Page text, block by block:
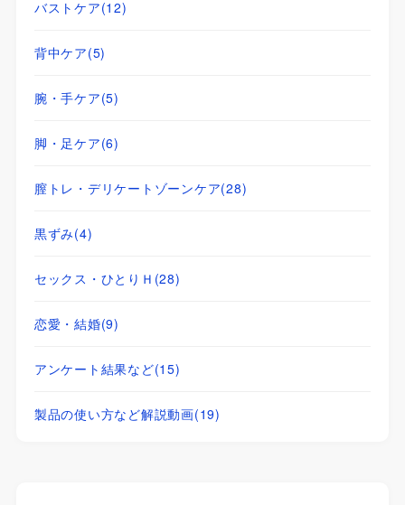
バストケア(12)
背中ケア(5)
腕・手ケア(5)
脚・足ケア(6)
膣トレ・デリケートゾーンケア(28)
黒ずみ(4)
セックス・ひとりＨ (28)
恋愛・結婚(9)
アンケート結果など(15)
製品の使い方など解説動画(19)